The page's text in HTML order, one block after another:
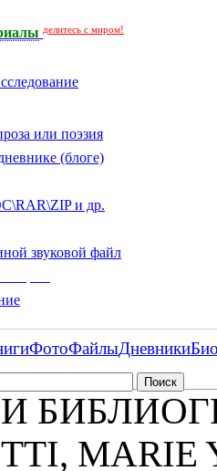
делитесь с миром!
или поэзия
(блоге)
и др.
звуковой файл
ФотоФайлыДневники